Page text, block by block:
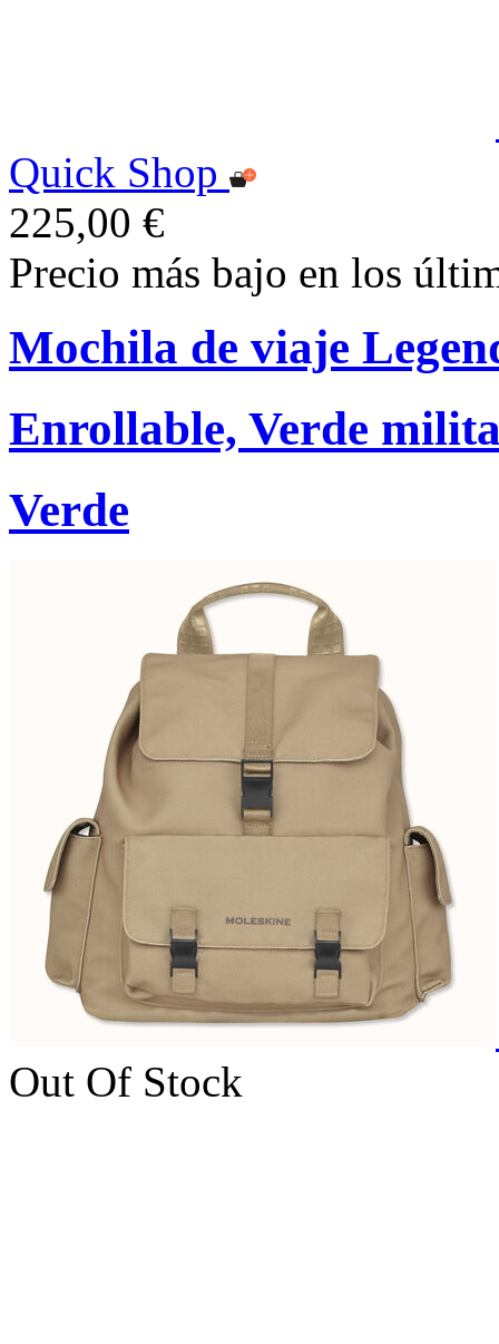
Quick Shop
225,00 €
Precio más bajo en los
Mochila de viaje
Enrollable, Verde
Verde
Out Of Stock